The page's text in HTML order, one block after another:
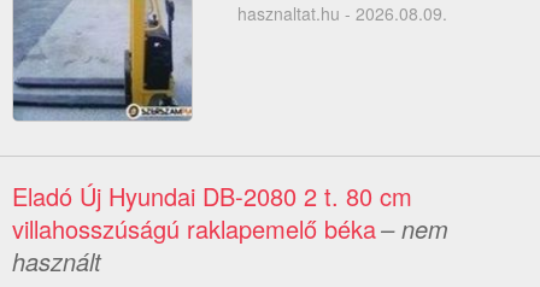
hasznaltat.hu - 2026.08.09.
Eladó Új Hyundai DB-2080 2 t. 80 cm
villahosszúságú raklapemelő béka– nem
használt